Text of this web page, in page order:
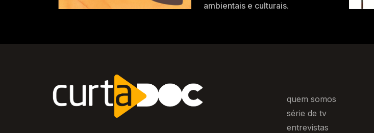
ambientais e culturais.
quem somos
série de tv
entrevistas